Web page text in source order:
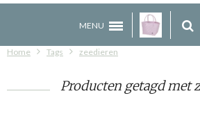
MENU
Home Tags zeedieren
Producten getagd met